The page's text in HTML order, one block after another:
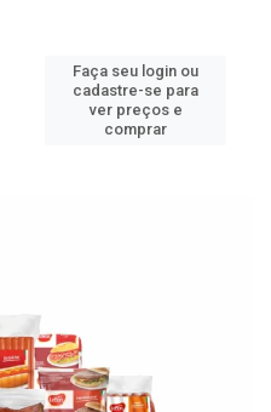
Faça seu login ou
cadastre-se para
ver preços e
comprar